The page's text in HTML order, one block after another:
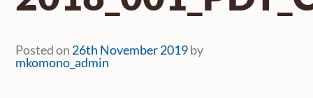
Posted on 26th November 2019by
mkomono_admin